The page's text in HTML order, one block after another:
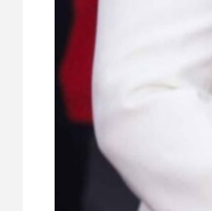
28 julio, 2026
DEPORTES